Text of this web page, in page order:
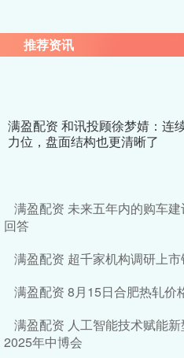
推荐资讯
满盈配资 和讯投顾徐梦婧：连
力位，盘面结构也更清晰了
满盈配资 未来五年内的购车
回答
满盈配资 超千家机构调研上市
满盈配资 8月15日合肥热轧价
满盈配资 人工智能技术赋能
2025年中博会